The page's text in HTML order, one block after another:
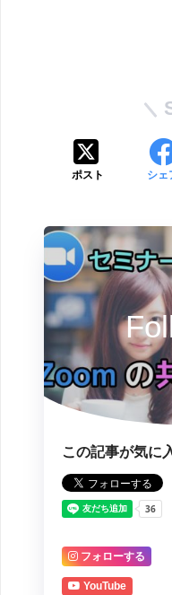
ポスト シェ
この記事が気に
フォローする
YouTube